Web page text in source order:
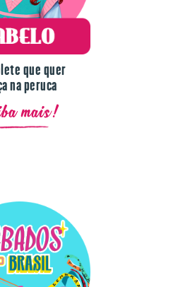
que quer
na peruca
mais!